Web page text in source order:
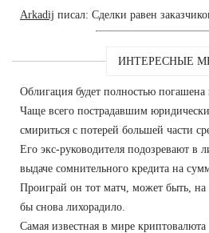
Arkadij писал: Сделки равен
ИНТЕРЕСНЫЕ
Облигация будет полностью
Чаще всего пострадавшим
смириться с потерей большей части
Его экс-руководителя подозревают в
выдаче сомнительного кредита на
Проиграй он тот матч, может быть,
бы снова лихорадило.
Самая известная в мире